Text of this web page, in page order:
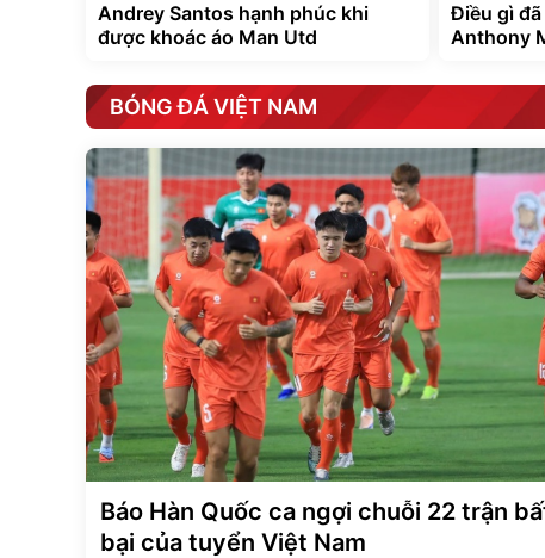
Andrey Santos hạnh phúc khi
được khoác áo Man Utd
Điều gì
Anthony
BÓNG ĐÁ VIỆT NAM
Báo Hàn Quốc ca ngợi chuỗi 22 trận
bại của tuyển Việt Nam